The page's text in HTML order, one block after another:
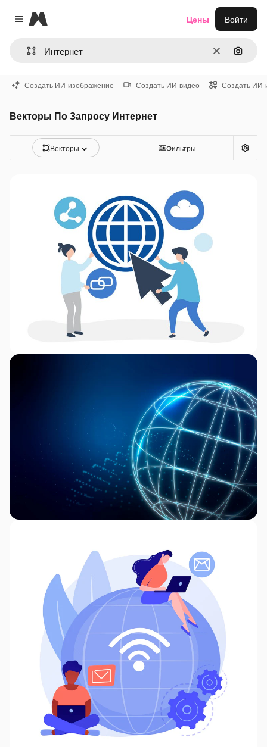
Close menu
Magnific
ОчиститьПоиск
Цены Войти
Создать ИИ-изображение Создать ИИ-видео Создать ИИ-
Векторы По Запросу Интернет
Векторы Фильтры